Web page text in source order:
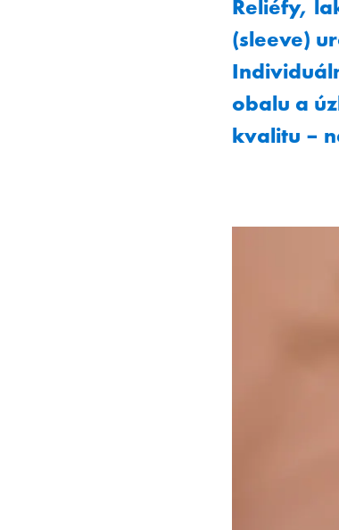
Reliéfy,
(sleeve)
obalu a
kvalitu –